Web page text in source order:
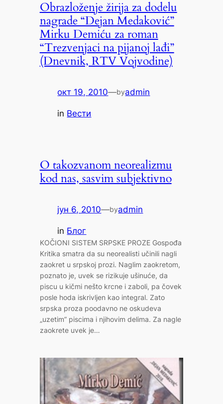
Obrazloženje žirija za dodelu
nagrade “Dejan Medaković”
Mirku Demiću za roman
“Trezvenjaci na pijanoj lađi”
(Dnevnik, RTV Vojvodine)
окт 19, 2010—byadmin
in Вести
O takozvanom neorealizmu
kod nas, sasvim subjektivno
јун 6, 2010—byadmin
in Блог
KOČIONI SISTEM SRPSKE PROZE Gospođa
Kritika smatra da su neorealisti učinili nagli
zaokret u srpskoj prozi. Naglim zaokretom,
poznato je, uvek se rizikuje ušinuće, da
piscu u kičmi nešto krcne i zaboli, pa čovek
posle hoda iskrivljen kao integral. Zato
srpska proza poodavno ne oskudeva
„uzetim” piscima i njihovim delima. Za nagle
zaokrete uvek je…